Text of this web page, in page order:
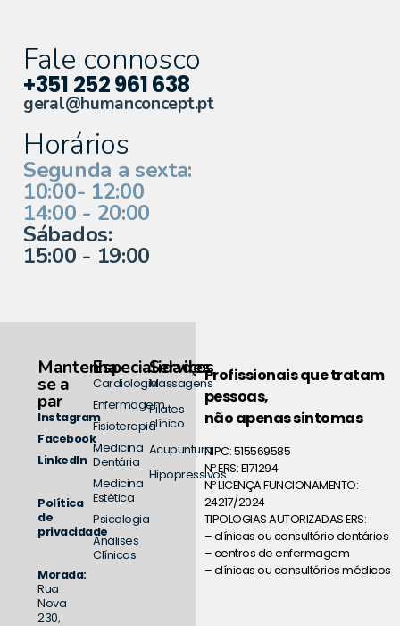
Fale connosco
+351 252 961 638
geral@humanconcept.pt
Horários
Segunda a sexta:
10:00- 12:00
14:00 - 20:00
Sábados:
15:00 - 19:00
Profissionais que tratam
pessoas,
não apenas sintomas
NIPC: 515569585
Nº ERS: E171294
Nº LICENÇA FUNCIONAMENTO:
24217/2024
TIPOLOGIAS AUTORIZADAS ERS:
– clínicas ou consultório dentários
– centros de enfermagem
– clínicas ou consultórios médicos
Mantenha-
se a
par
Instagram
Facebook
LinkedIn
Política
de
privacidade
Morada:
Rua
Nova
230,
Especialidades
Cardiologia
Enfermagem
Fisioterapia
Medicina
Dentária
Medicina
Estética
Psicologia
Análises
Clínicas
Serviços
Massagens
Pilates
clínico
Acupuntura
Hipopressivos